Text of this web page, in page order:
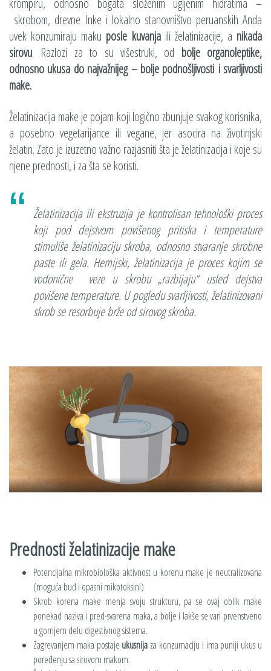
krompiru, odnosno bogata složenim ugljenim hidratima –
skrobom, drevne Inke i lokalno stanovništvo peruanskih Anda
uvek konzumiraju maku posle kuvanjaili želatinizacije, a nikada
sirovu. Razlozi za to su višestruki, od bolje organoleptike,
odnosno ukusa do najvažnijeg – bolje podnošljivosti i svarljivosti
make.
Želatinizacija make je pojam koji logično zbunjuje svakog korisnika,
a posebno vegetarijance ili vegane, jer asocira na životinjski
želatin. Zato je izuzetno važno razjasniti šta je želatinizacija i koje su
njene prednosti, i za šta se koristi.
Želatinizacija ili ekstruzija je kontrolisan tehnološki proces
koji pod dejstvom povišenog pritiska i temperature
stimuliše želatinizaciju skroba, odnosno stvaranje skrobne
paste ili gela. Hemijski, želatinizacija je proces kojim se
vodonične veze u skrobu „razbijaju“ usled dejstva
povišene temperature. U pogledu svarljivosti, želatinizovani
skrob se resorbuje brže od sirovog skroba.
Prednosti želatinizacije make
Potencijalna mikrobiološka aktivnost u korenu make je neutralizovana
(moguća buđ i opasni mikotoksini)
Skrob korena make menja svoju strukturu, pa se ovaj oblik make
ponekad naziva i pred-svarena maka, a bolje i lakše se vari prvenstveno
u gornjem delu digestivnog sistema.
Zagrevanjem maka postaje ukusnija za konzumaciju i ima puniji ukus u
poređenju sa sirovom makom.